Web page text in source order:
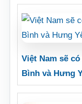
Việt Nam sẽ
Bình và Hưng